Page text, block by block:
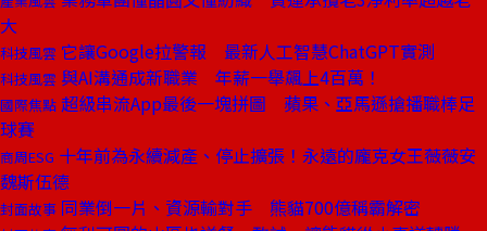
大
科技風雲 它讓Google拉警報 最新人工智慧ChatGPT實測
科技風雲 與AI溝通成新職業 年薪一舉飆上4百萬！
國際焦點 超級串流App最後一塊拼圖 蘋果、亞馬遜搶播職棒足
球賽
商周ESG 十年前為永續減產、停止擴張！永遠的龐克女王薇薇安
魏斯伍德
封面故事 同業倒一片、資源輸對手 熊貓700億稱霸解密